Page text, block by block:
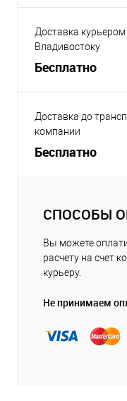
Доставка
Владивостоку
Бесплатно
Доставка до
компании
Бесплатно
СПОСОБЫ
Вы можете
расчету на счет
курьеру.
Не принимаем